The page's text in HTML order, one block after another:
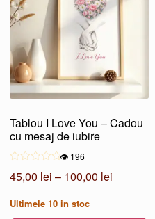
multe
variații.
Opțiunile
pot
fi
în
pagina
produsului.
Tablou I Love You – Cadou
cu mesaj de iubire
👁️ 196
45,00 lei – 100,00 lei
Ultimele 10 in stoc